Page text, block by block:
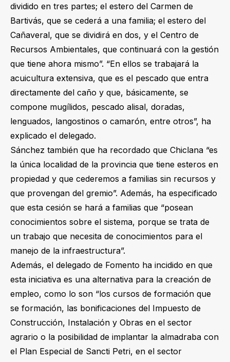
dividido en tres partes; el estero del Carmen de
Bartivás, que se cederá a una familia; el estero del
Cañaveral, que se dividirá en dos, y el Centro de
Recursos Ambientales, que continuará con la gestión
que tiene ahora mismo”. “En ellos se trabajará la
acuicultura extensiva, que es el pescado que entra
directamente del caño y que, básicamente, se
compone mugílidos, pescado alisal, doradas,
lenguados, langostinos o camarón, entre otros”, ha
explicado el delegado.
Sánchez también que ha recordado que Chiclana “es
la única localidad de la provincia que tiene esteros en
propiedad y que cederemos a familias sin recursos y
que provengan del gremio”. Además, ha especificado
que esta cesión se hará a familias que “posean
conocimientos sobre el sistema, porque se trata de
un trabajo que necesita de conocimientos para el
manejo de la infraestructura”.
Además, el delegado de Fomento ha incidido en que
esta iniciativa es una alternativa para la creación de
empleo, como lo son “los cursos de formación que
se formación, las bonificaciones del Impuesto de
Construcción, Instalación y Obras en el sector
agrario o la posibilidad de implantar la almadraba con
el Plan Especial de Sancti Petri, en el sector